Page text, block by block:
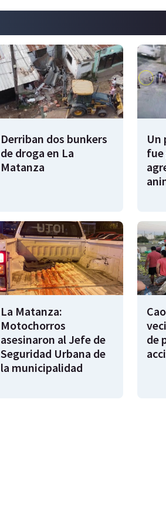
Derriban dos bunkers
de droga en La
Matanza
Un
fue
La Matanza:
Motochorros
asesinaron al Jefe de
Seguridad Urbana de
la municipalidad
de